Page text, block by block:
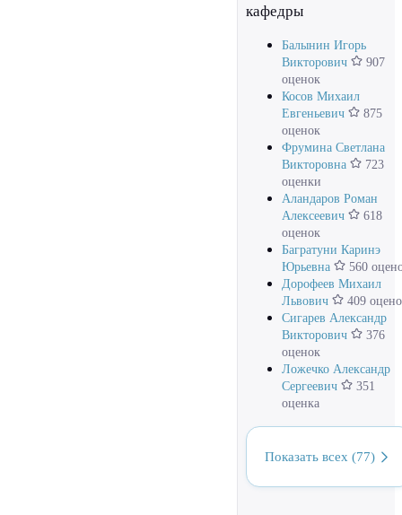
кафедры
Балынин Игорь
Викторович
907
оценок
Косов Михаил
Евгеньевич
875
оценок
Фрумина Светлана
Викторовна
723
оценки
Аландаров Роман
Алексеевич
618
оценок
Багратуни Каринэ
Юрьевна
560
Дорофеев Михаил
Львович
409
Сигарев Александр
Викторович
376
оценок
Ложечко Александр
Сергеевич
351
оценка
Показать всех (77)